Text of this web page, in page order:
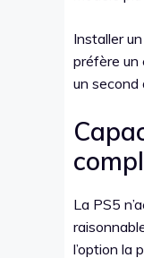
Installer
préfère un
un second
La PS5
l’option la